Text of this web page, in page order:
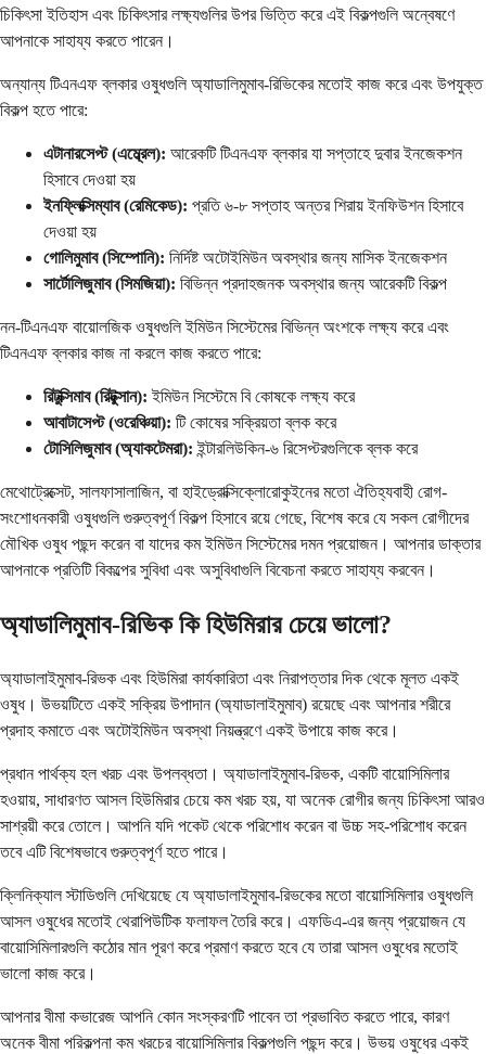
চিকিৎসা ইতিহাস এবং চিকিৎসার লক্ষ্যগুলির উপর ভিত্তি করে এই বিকল্পগুলি অন্বেষণে
আপনাকে সাহায্য করতে পারেন।
অন্যান্য টিএনএফ ব্লকার ওষুধগুলি অ্যাডালিমুমাব-রিভিকের মতোই কাজ করে এবং উপযুক্ত
বিকল্প হতে পারে:
এটানারসেপ্ট (এম্ব্রেল): আরেকটি টিএনএফ ব্লকার যা সপ্তাহে দুবার ইনজেকশন
হিসাবে দেওয়া হয়
ইনফ্লিক্সিম্যাব (রেমিকেড): প্রতি ৬-৮ সপ্তাহ অন্তর শিরায় ইনফিউশন হিসাবে
দেওয়া হয়
গোলিমুমাব (সিম্পোনি): নির্দিষ্ট অটোইমিউন অবস্থার জন্য মাসিক ইনজেকশন
সার্টোলিজুমাব (সিমজিয়া): বিভিন্ন প্রদাহজনক অবস্থার জন্য আরেকটি বিকল্প
নন-টিএনএফ বায়োলজিক ওষুধগুলি ইমিউন সিস্টেমের বিভিন্ন অংশকে লক্ষ্য করে এবং
টিএনএফ ব্লকার কাজ না করলে কাজ করতে পারে:
রিটুক্সিমাব (রিটুক্সান): ইমিউন সিস্টেমে বি কোষকে লক্ষ্য করে
আবাটাসেপ্ট (ওরেঞ্চিয়া): টি কোষের সক্রিয়তা ব্লক করে
টোসিলিজুমাব (অ্যাকটেমরা): ইন্টারলিউকিন-৬ রিসেপ্টরগুলিকে ব্লক করে
মেথোট্রেক্সেট, সালফাসালাজিন, বা হাইড্রোক্সিক্লোরোকুইনের মতো ঐতিহ্যবাহী রোগ-
সংশোধনকারী ওষুধগুলি গুরুত্বপূর্ণ বিকল্প হিসাবে রয়ে গেছে, বিশেষ করে যে সকল রোগীদের
মৌখিক ওষুধ পছন্দ করেন বা যাদের কম ইমিউন সিস্টেমের দমন প্রয়োজন। আপনার ডাক্তার
আপনাকে প্রতিটি বিকল্পের সুবিধা এবং অসুবিধাগুলি বিবেচনা করতে সাহায্য করবেন।
অ্যাডালিমুমাব-রিভিক কি হিউমিরার চেয়ে ভালো?
অ্যাডালাইমুমাব-রিভক এবং হিউমিরা কার্যকারিতা এবং নিরাপত্তার দিক থেকে মূলত একই
ওষুধ। উভয়টিতে একই সক্রিয় উপাদান (অ্যাডালাইমুমাব) রয়েছে এবং আপনার শরীরে
প্রদাহ কমাতে এবং অটোইমিউন অবস্থা নিয়ন্ত্রণে একই উপায়ে কাজ করে।
প্রধান পার্থক্য হল খরচ এবং উপলব্ধতা। অ্যাডালাইমুমাব-রিভক, একটি বায়োসিমিলার
হওয়ায়, সাধারণত আসল হিউমিরার চেয়ে কম খরচ হয়, যা অনেক রোগীর জন্য চিকিৎসা আরও
সাশ্রয়ী করে তোলে। আপনি যদি পকেট থেকে পরিশোধ করেন বা উচ্চ সহ-পরিশোধ করেন
তবে এটি বিশেষভাবে গুরুত্বপূর্ণ হতে পারে।
ক্লিনিক্যাল স্টাডিগুলি দেখিয়েছে যে অ্যাডালাইমুমাব-রিভকের মতো বায়োসিমিলার ওষুধগুলি
আসল ওষুধের মতোই থেরাপিউটিক ফলাফল তৈরি করে। এফডিএ-এর জন্য প্রয়োজন যে
বায়োসিমিলারগুলি কঠোর মান পূরণ করে প্রমাণ করতে হবে যে তারা আসল ওষুধের মতোই
ভালো কাজ করে।
আপনার বীমা কভারেজ আপনি কোন সংস্করণটি পাবেন তা প্রভাবিত করতে পারে, কারণ
অনেক বীমা পরিকল্পনা কম খরচের বায়োসিমিলার বিকল্পগুলি পছন্দ করে। উভয় ওষুধের একই